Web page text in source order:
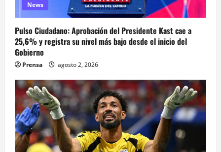
News
Pulso Ciudadano: Aprobación del Presidente Kast cae a
25,6% y registra su nivel más bajo desde el inicio del
Gobierno
Prensa agosto 2, 2026